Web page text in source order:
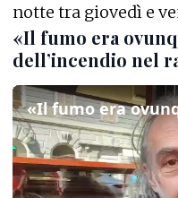
notte tra giovedì e
«Il fumo era
dell’incendio nel